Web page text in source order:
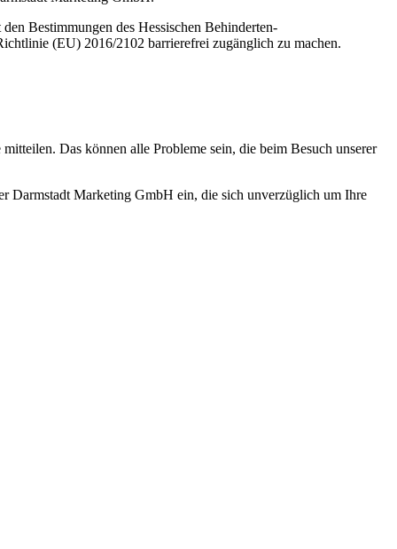
Bestimmungen des Hessischen Behinderten-
(EU) 2016/2102 barrierefrei zugänglich zu machen.
Das können alle Probleme sein, die beim Besuch unserer
Darmstadt Marketing GmbH ein, die sich unverzüglich um Ihre